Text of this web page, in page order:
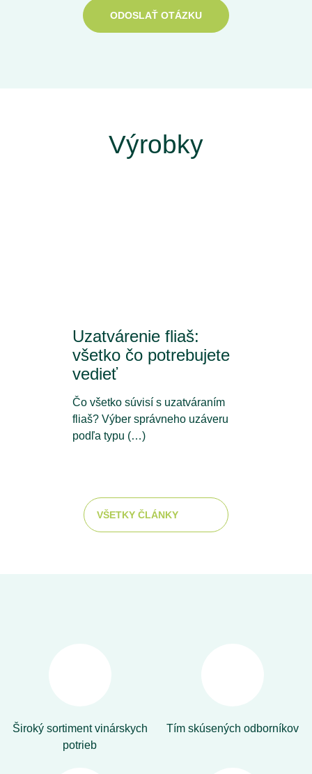
ODOSLAŤ OTÁZKU
Výrobky
Uzatvárenie fliaš:
všetko čo potrebujete
vedieť
Čo všetko súvisí s uzatváraním
fliaš? Výber správneho uzáveru
podľa typu (…)
VŠETKY ČLÁNKY
Široký sortiment vinárskych
potrieb
Tím skúsených odborníkov